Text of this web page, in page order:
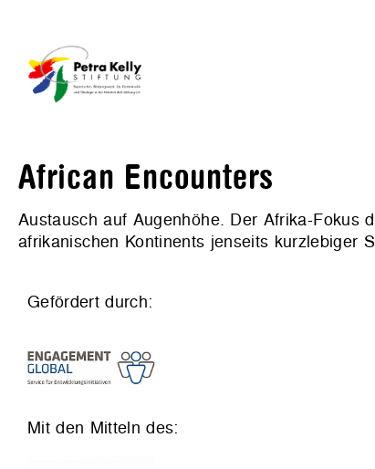
African Encounters
Austausch auf Augenhöhe. Der Afrika-Fokus
afrikanischen Kontinents jenseits kurzlebiger
Gefördert durch:
Mit den Mitteln des: